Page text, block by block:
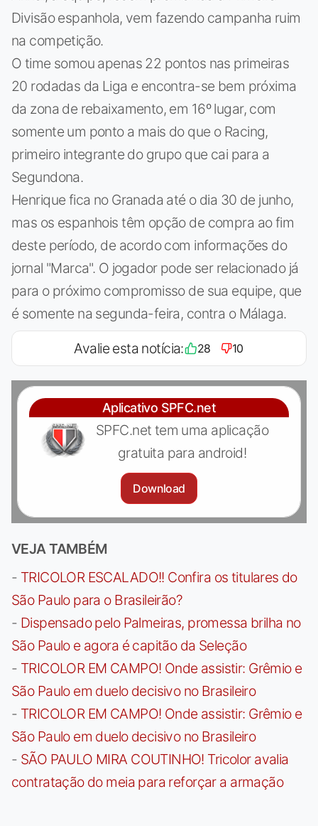
Divisão espanhola, vem fazendo campanha ruim
na competição.
O time somou apenas 22 pontos nas primeiras
20 rodadas da Liga e encontra-se bem próxima
da zona de rebaixamento, em 16º lugar, com
somente um ponto a mais do que o Racing,
primeiro integrante do grupo que cai para a
Segundona.
Henrique fica no Granada até o dia 30 de junho,
mas os espanhois têm opção de compra ao fim
deste período, de acordo com informações do
jornal "Marca". O jogador pode ser relacionado já
para o próximo compromisso de sua equipe, que
é somente na segunda-feira, contra o Málaga.
Avalie esta notícia: 28 10
Aplicativo SPFC.net
SPFC.net tem uma aplicação
gratuita para android!
Download
VEJA TAMBÉM
- TRICOLOR ESCALADO!! Confira os titulares do
São Paulo para o Brasileirão?
- Dispensado pelo Palmeiras, promessa brilha no
São Paulo e agora é capitão da Seleção
- TRICOLOR EM CAMPO! Onde assistir: Grêmio e
São Paulo em duelo decisivo no Brasileiro
- TRICOLOR EM CAMPO! Onde assistir: Grêmio e
São Paulo em duelo decisivo no Brasileiro
- SÃO PAULO MIRA COUTINHO! Tricolor avalia
contratação do meia para reforçar a armação